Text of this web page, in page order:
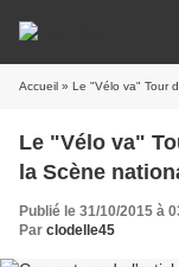
Accueil » Le "Vélo va" Tour
Le "Vélo va" Tour
la Scène
Publié le 31/10/2015 à
Par clodelle45